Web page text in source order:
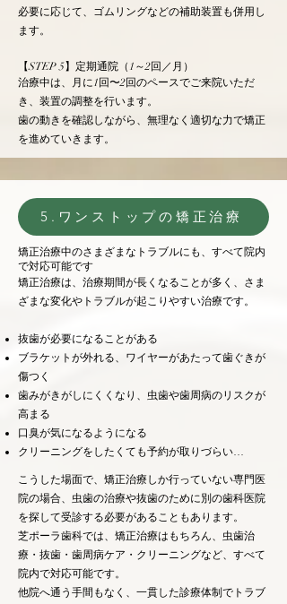
必要に応じて、ゴムリングなどの補助装置も併用し
ます。
【STEP 5】定期通院（1～2回／月）
治療中は、月に1回〜2回のペースでご来院いただ
き、装置の調整を行います。
歯の動きを確認しながら、無理なく適切な力で矯正
を進めていきます。
5.ワンストップの矯正治療
矯正治療中のさまざまなトラブルにも、すべて院内
で対応可能です
矯正治療は、治療期間が長くなることが多く、さま
ざまな変化やトラブルが起こりやすい治療です。
抜歯が必要になることがある
ブラケットが外れる、ワイヤーがあたって歯ぐきが
傷つく
歯みがきがしにくくなり、虫歯や歯周病のリスクが
高まる
口臭が気になるようになる
クリーニングをしたくても予約が取りづらい…​
こうした場面で、矯正治療しか行っていない専門医
院の場合、虫歯の治療や抜歯のために別の歯科医院
を探して受診する必要があることもあります。
芝ポーラ歯科では、矯正治療はもちろん、虫歯治
療・抜歯・歯周病ケア・クリーニングなど、すべて
院内で対応可能です。
他院へ通う手間もなく、一貫した診療体制でトラブ